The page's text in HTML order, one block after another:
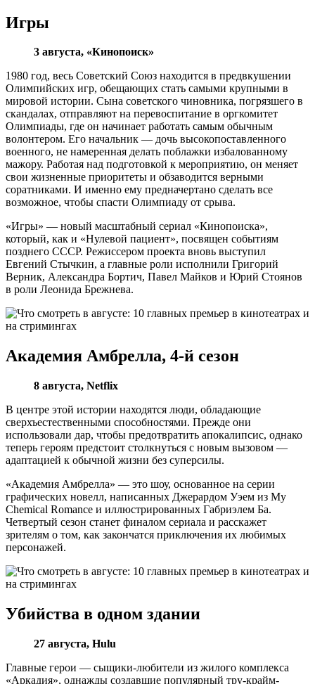
Игры
3 августа, «Кинопоиск»
1980 год, весь Советский Союз находится в предвкушении
Олимпийских игр, обещающих стать самыми крупными в
мировой истории. Сына советского чиновника, погрязшего в
скандалах, отправляют на перевоспитание в оргкомитет
Олимпиады, где он начинает работать самым обычным
волонтером. Его начальник — дочь высокопоставленного
военного, не намеренная делать поблажки избалованному
мажору. Работая над подготовкой к мероприятию, он меняет
свои жизненные приоритеты и обзаводится верными
соратниками. И именно ему предначертано сделать все
возможное, чтобы спасти Олимпиаду от срыва.
«Игры» — новый масштабный сериал «Кинопоиска»,
который, как и «Нулевой пациент», посвящен событиям
позднего СССР. Режиссером проекта вновь выступил
Евгений Стычкин, а главные роли исполнили Григорий
Верник, Александра Бортич, Павел Майков и Юрий Стоянов
в роли Леонида Брежнева.
Академия Амбрелла, 4-й сезон
8 августа, Netflix
В центре этой истории находятся люди, обладающие
сверхъестественными способностями. Прежде они
использовали дар, чтобы предотвратить апокалипсис, однако
теперь героям предстоит столкнуться с новым вызовом —
адаптацией к обычной жизни без суперсилы.
«Академия Амбрелла» — это шоу, основанное на серии
графических новелл, написанных Джерардом Уэем из My
Chemical Romance и иллюстрированных Габриэлем Ба.
Четвертый сезон станет финалом сериала и расскажет
зрителям о том, как закончатся приключения их любимых
персонажей.
Убийства в одном здании
27 августа, Hulu
Главные герои — сыщики-любители из жилого комплекса
«Аркадия», однажды создавшие популярный тру-крайм-